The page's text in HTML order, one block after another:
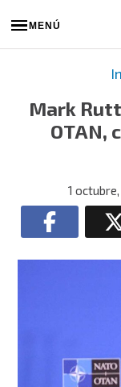
MENÚ
Mark
OTAN,
1